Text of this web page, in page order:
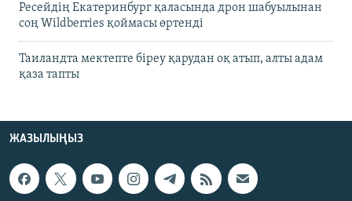
Ресейдің Екатеринбург қаласында дрон шабуылынан
соң Wildberries қоймасы өртенді
Таиландта мектепте біреу қарудан оқ атып, алты адам
қаза тапты
ЖАЗЫЛЫҢЫЗ